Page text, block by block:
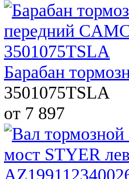
Барабан
3501075TSLA
от 7 897